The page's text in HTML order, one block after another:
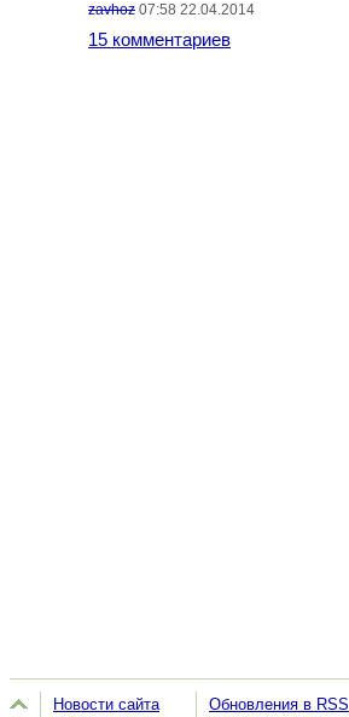
zavhoz 07:58 22.04.2014
15 комментариев
Новости сайта Обновления в RSS